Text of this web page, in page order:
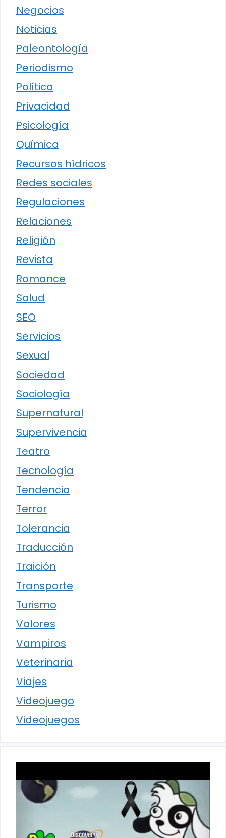
Negocios
Noticias
Paleontología
Periodismo
Política
Privacidad
Psicología
Química
Recursos hídricos
Redes sociales
Regulaciones
Relaciones
Religión
Revista
Romance
Salud
SEO
Servicios
Sexual
Sociedad
Sociología
Supernatural
Supervivencia
Teatro
Tecnología
Tendencia
Terror
Tolerancia
Traducción
Traición
Transporte
Turismo
Valores
Vampiros
Veterinaria
Viajes
Videojuego
Videojuegos